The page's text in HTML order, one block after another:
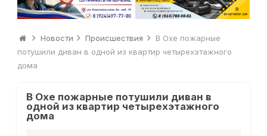
Новости Происшествия
В Охе пожарные
потушили диван в одной из квартир четырехэтажного
дома
В Охе пожарные потушили диван в
одной из квартир четырехэтажного
дома